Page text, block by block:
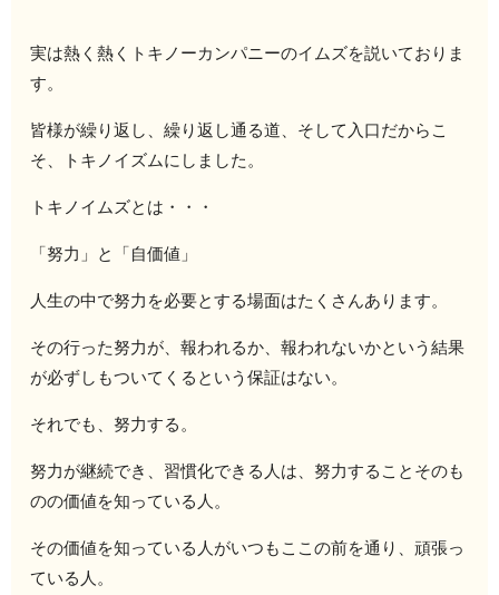
実は熱く熱くトキノーカンパニーのイムズを説いておりま
す。
皆様が繰り返し、繰り返し通る道、そして入口だからこ
そ、トキノイズムにしました。
トキノイムズとは・・・
「努力」と「自価値」
人生の中で努力を必要とする場面はたくさんあります。
その行った努力が、報われるか、報われないかという結果
が必ずしもついてくるという保証はない。
それでも、努力する。
努力が継続でき、習慣化できる人は、努力することそのも
のの価値を知っている人。
その価値を知っている人がいつもここの前を通り、頑張っ
ている人。